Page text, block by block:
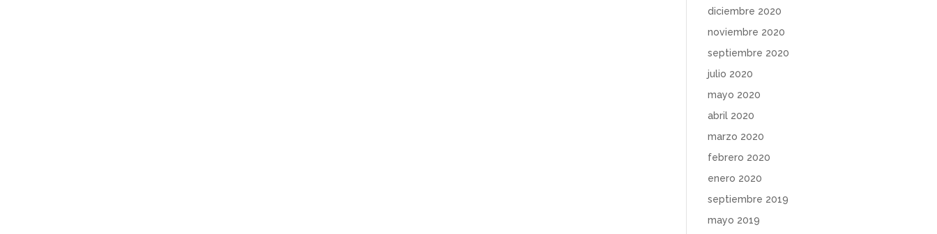
diciembre 2020
noviembre 2020
septiembre 2020
julio 2020
mayo 2020
abril 2020
marzo 2020
febrero 2020
enero 2020
septiembre 2019
mayo 2019